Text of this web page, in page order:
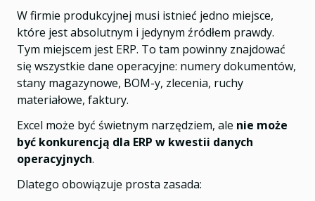
W firmie produkcyjnej musi istnieć jedno miejsce,
które jest absolutnym i jedynym źródłem prawdy.
Tym miejscem jest ERP. To tam powinny znajdować
się wszystkie dane operacyjne: numery dokumentów,
stany magazynowe, BOM-y, zlecenia, ruchy
materiałowe, faktury.
Excel może być świetnym narzędziem, ale nie może
być konkurencją dla ERP w kwestii danych
operacyjnych.
Dlatego obowiązuje prosta zasada: